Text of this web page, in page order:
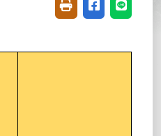
友善列印(開新視窗)
分享至臉書(
分享至